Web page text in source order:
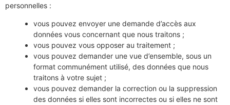
personnelles :
vous pouvez envoyer une demande d’accès aux
données vous concernant que nous traitons ;
vous pouvez vous opposer au traitement ;
vous pouvez demander une vue d’ensemble, sous un
format communément utilisé, des données que nous
traitons à votre sujet ;
vous pouvez demander la correction ou la suppression
des données si elles sont incorrectes ou si elles ne sont